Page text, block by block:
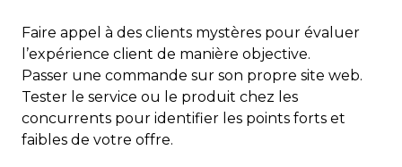
Faire appel à des clients mystères pour évaluer
l’expérience client de manière objective.
Passer une commande sur son propre site web.
Tester le service ou le produit chez les
concurrents pour identifier les points forts et
faibles de votre offre.